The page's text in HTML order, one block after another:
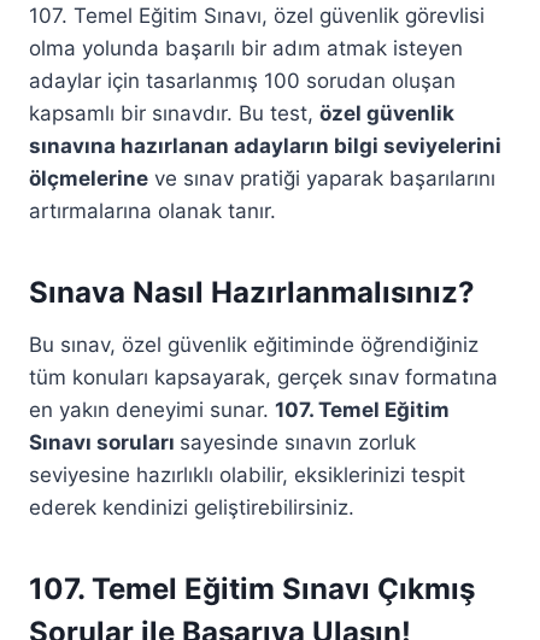
107. Temel Eğitim Sınavı, özel güvenlik görevlisi
olma yolunda başarılı bir adım atmak isteyen
adaylar için tasarlanmış 100 sorudan oluşan
kapsamlı bir sınavdır. Bu test, özel güvenlik
sınavına hazırlanan adayların bilgi seviyelerini
ölçmelerine ve sınav pratiği yaparak başarılarını
artırmalarına olanak tanır.
Sınava Nasıl Hazırlanmalısınız?
Bu sınav, özel güvenlik eğitiminde öğrendiğiniz
tüm konuları kapsayarak, gerçek sınav formatına
en yakın deneyimi sunar. 107. Temel Eğitim
Sınavı soruları sayesinde sınavın zorluk
seviyesine hazırlıklı olabilir, eksiklerinizi tespit
ederek kendinizi geliştirebilirsiniz.
107. Temel Eğitim Sınavı Çıkmış
Sorular ile Başarıya Ulaşın!